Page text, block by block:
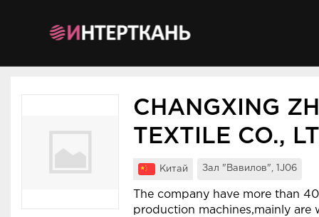
CHANGXING
TEXTILE CO.,
Китай Зал "Вавилов", 1J06
The company have more than
production machines,mainly are
Мероприятия
Организациям
Организаторам